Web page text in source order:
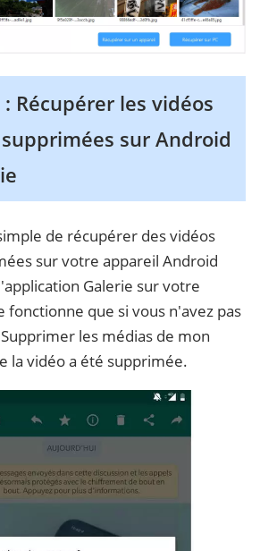
Récupérer les vidéos
sur Android
de récupérer des vidéos
sur votre appareil Android
Galerie sur votre
fonctionne que si vous n'avez pas
les médias de mon
la vidéo a été supprimée.